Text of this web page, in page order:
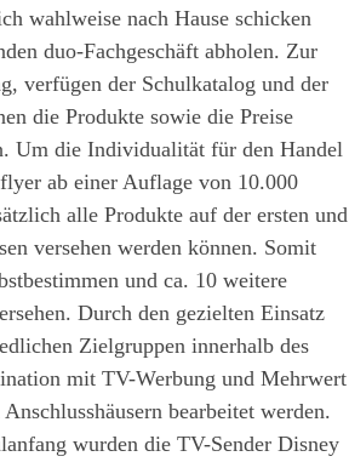
wahlweise nach Hause schicken
duo-Fachgeschäft abholen. Zur
verfügen der Schulkatalog und der
die Produkte sowie die Preise
Um die Individualität für den Handel
ab einer Auflage von 10.000
alle Produkte auf der ersten und
versehen werden können. Somit
und ca. 10 weitere
Durch den gezielten Einsatz
Zielgruppen innerhalb des
mit TV-Werbung und Mehrwert
bearbeitet werden.
wurden die TV-Sender Disney